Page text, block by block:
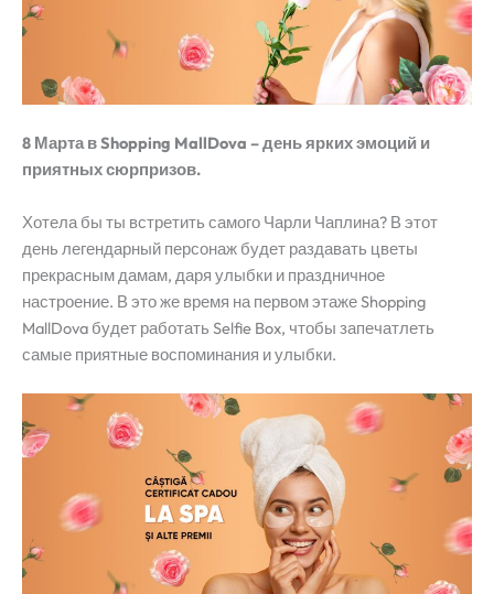
8 Марта в Shopping MallDova – день ярких эмоций и
приятных сюрпризов.
Хотела бы ты встретить самого Чарли Чаплина? В этот
день легендарный персонаж будет раздавать цветы
прекрасным дамам, даря улыбки и праздничное
настроение. В это же время на первом этаже Shopping
MallDova будет работать Selfie Box, чтобы запечатлеть
самые приятные воспоминания и улыбки.